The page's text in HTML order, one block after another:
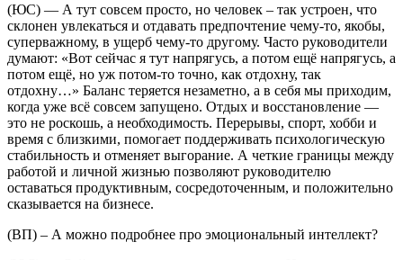
(ЮС) — А тут совсем просто, но человек – так устроен, что
склонен увлекаться и отдавать предпочтение чему-то, якобы,
суперважному, в ущерб чему-то другому. Часто руководители
думают: «Вот сейчас я тут напрягусь, а потом ещё напрягусь, а
потом ещё, но уж потом-то точно, как отдохну, так
отдохну…» Баланс теряется незаметно, а в себя мы приходим,
когда уже всё совсем запущено. Отдых и восстановление —
это не роскошь, а необходимость. Перерывы, спорт, хобби и
время с близкими, помогает поддерживать психологическую
стабильность и отменяет выгорание. А четкие границы между
работой и личной жизнью позволяют руководителю
оставаться продуктивным, сосредоточенным, и положительно
сказывается на бизнесе.
(ВП) – А можно подробнее про эмоциональный интеллект?